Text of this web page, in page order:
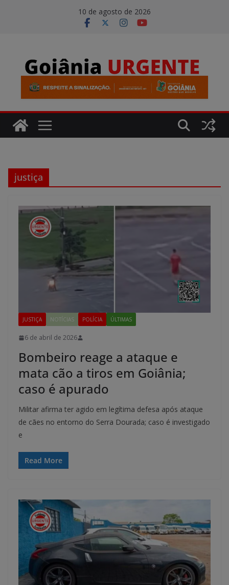
10 de agosto de 2026
justiça
JUSTIÇA NOTÍCIAS POLÍCIA ÚLTIMAS
6 de abril de 2026
Bombeiro reage a ataque e
mata cão a tiros em Goiânia;
caso é apurado
Militar afirma ter agido em legítima defesa após ataque
de cães no entorno do Serra Dourada; caso é investigado
e
Read More
modal-check